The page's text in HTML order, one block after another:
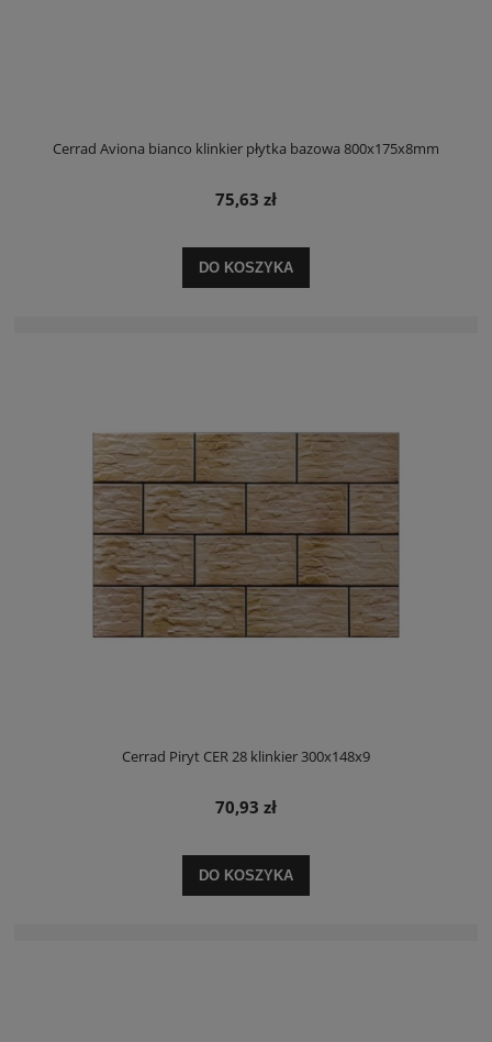
Cerrad Aviona bianco klinkier płytka bazowa 800x175x8mm
75,63 zł
DO KOSZYKA
Cerrad Piryt CER 28 klinkier 300x148x9
70,93 zł
DO KOSZYKA